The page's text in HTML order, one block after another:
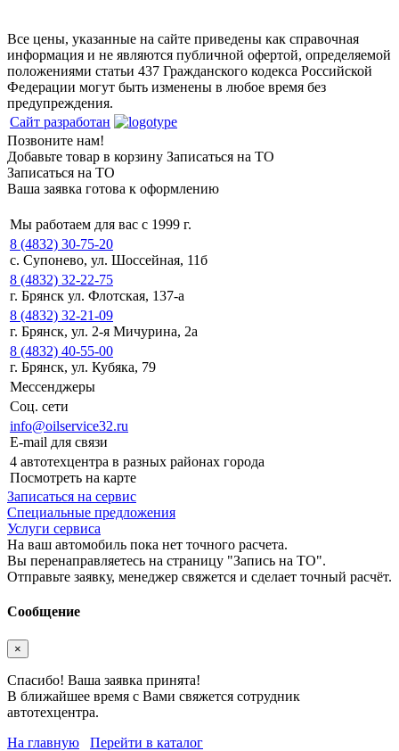
Все цены, указанные на сайте приведены как справочная
информация и не являются публичной офертой, определяемой
положениями статьи 437 Гражданского кодекса Российской
Федерации могут быть изменены в любое время без
предупреждения.
Сайт разработан
Позвоните нам!
Добавьте товар в корзину Записаться на ТО
Записаться на ТО
Ваша заявка готова к оформлению
Мы работаем для вас с 1999 г.
8 (4832) 30-75-20
с. Супонево, ул. Шоссейная, 11б
8 (4832) 32-22-75
г. Брянск ул. Флотская, 137-а
8 (4832) 32-21-09
г. Брянск, ул. 2-я Мичурина, 2а
8 (4832) 40-55-00
г. Брянск, ул. Кубяка, 79
Мессенджеры
Соц. сети
info@oilservice32.ru
E-mail для связи
4 автотехцентра в разных районах города
Посмотреть на карте
Записаться на сервис
Специальные предложения
Услуги сервиса
На ваш автомобиль пока нет точного расчета.
Вы перенаправляетесь на страницу "Запись на ТО".
Отправьте заявку, менеджер свяжется и сделает точный расчёт.
Сообщение
×
Спасибо! Ваша заявка принята!
В ближайшее время с Вами свяжется сотрудник
автотехцентра.
На главную
Перейти в каталог